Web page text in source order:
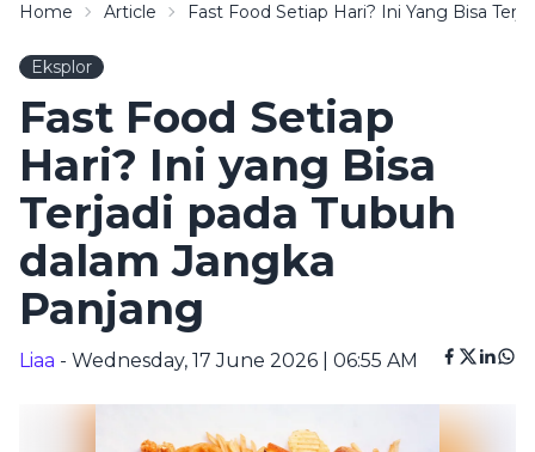
Home Article Fast Food Setiap Hari? Ini Yang Bisa
Eksplor
Fast Food Setiap
Hari? Ini yang Bisa
Terjadi pada Tubuh
dalam Jangka
Panjang
Liaa - Wednesday, 17 June 2026 | 06:55 AM